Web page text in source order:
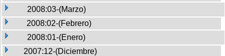
2008:03-(Marzo)
2008:02-(Febrero)
2008:01-(Enero)
2007:12-(Diciembre)